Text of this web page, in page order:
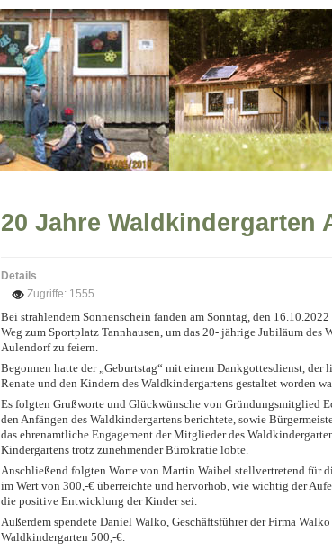
20 Jahre Waldkindergarten
Details
Zugriffe: 1555
Bei strahlendem Sonnenschein fanden am Sonntag, den
Weg zum Sportplatz Tannhausen, um das 20- jährige Jubiläum des
Aulendorf zu feiern.
Begonnen hatte der „Geburtstag“ mit einem Dankgottesdienst, der
Renate und den Kindern des Waldkindergartens gestaltet worden
Es folgten Grußworte und Glückwünsche von Gründungsmitglied
den Anfängen des Waldkindergartens berichtete, sowie
das ehrenamtliche Engagement der Mitglieder des
Kindergartens trotz zunehmender Bürokratie lobte.
Anschließend folgten Worte von Martin Waibel stellvertretend für
im Wert von 300,-€ überreichte und hervorhob, wie wichtig der
die positive Entwicklung der Kinder sei.
Außerdem spendete Daniel Walko, Geschäftsführer der Firma
Waldkindergarten 500,-€.